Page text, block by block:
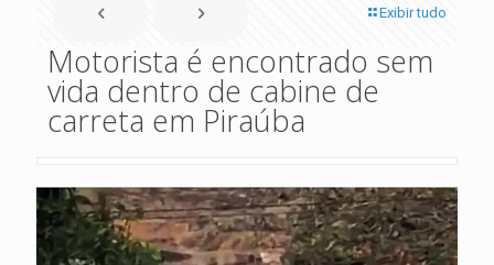
Exibir tudo
Motorista é encontrado sem
vida dentro de cabine de
carreta em Piraúba